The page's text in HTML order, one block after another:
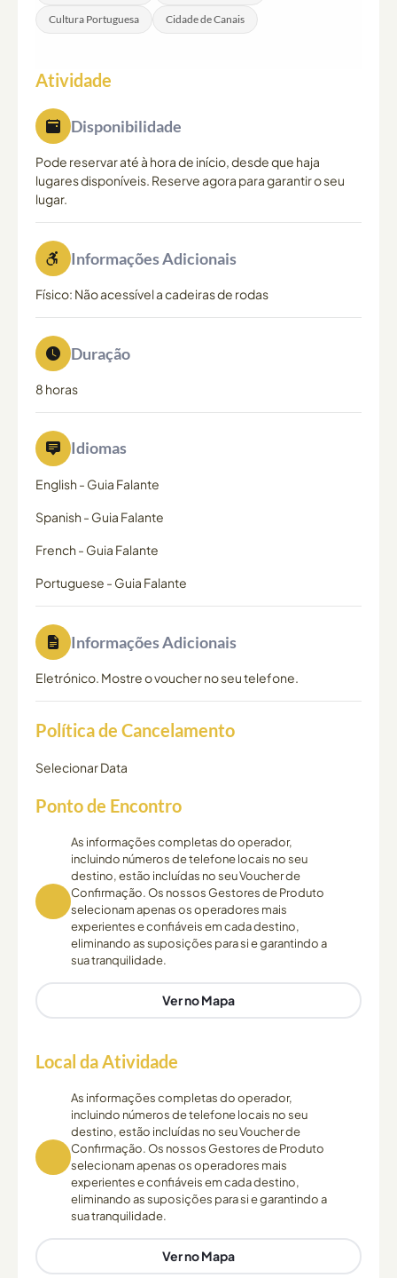
de todo o ano.
Cultura Portuguesa Cidade de Canais
Atividade
Disponibilidade
Pode reservar até à hora de início, desde que haja
lugares disponíveis. Reserve agora para garantir o seu
lugar.
Informações Adicionais
Físico: Não acessível a cadeiras de rodas
Duração
8 horas
Idiomas
English - Guia Falante
Spanish - Guia Falante
French - Guia Falante
Portuguese - Guia Falante
Informações Adicionais
Eletrónico. Mostre o voucher no seu telefone.
Política de Cancelamento
Selecionar Data
Ponto de Encontro
As informações completas do operador,
incluindo números de telefone locais no seu
destino, estão incluídas no seu Voucher de
Confirmação. Os nossos Gestores de Produto
selecionam apenas os operadores mais
experientes e confiáveis em cada destino,
eliminando as suposições para si e garantindo a
sua tranquilidade.
Ver no Mapa
Local da Atividade
As informações completas do operador,
incluindo números de telefone locais no seu
destino, estão incluídas no seu Voucher de
Confirmação. Os nossos Gestores de Produto
selecionam apenas os operadores mais
experientes e confiáveis em cada destino,
eliminando as suposições para si e garantindo a
sua tranquilidade.
Ver no Mapa